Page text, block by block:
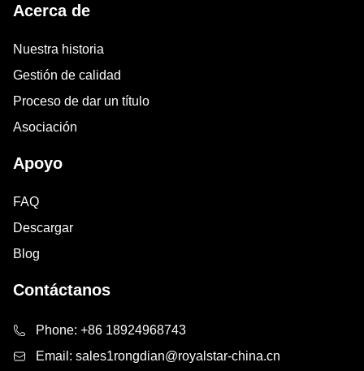
Acerca de
Nuestra historia
Gestión de calidad
Proceso de dar un título
Asociación
Apoyo
FAQ
Descargar
Blog
Contáctanos
Phone: +86 18924968743
Email: sales1rongdian@royalstar-china.cn